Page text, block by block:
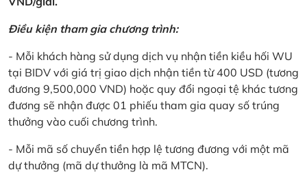
Điều kiện tham gia chương trình:
- Mỗi khách hàng sử dụng dịch vụ nhận tiền kiều hối WU
tại BIDV với giá trị giao dịch nhận tiền từ 400 USD (tương
đương 9,500,000 VND) hoặc quy đổi ngoại tệ khác tương
đương sẽ nhận được 01 phiếu tham gia quay số trúng
thưởng vào cuối chương trình.
- Mỗi mã số chuyển tiền hợp lệ tương đương với một mã
dự thưởng (mã dự thưởng là mã MTCN).